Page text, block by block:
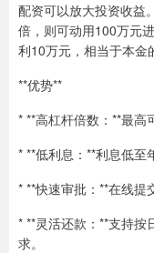
配资可以放大投资收益
倍，则可动用100万元
利10万元，相当于本金
**优势**
* **高杠杆倍数：**最高
* **低利息：**利息低至
* **快速审批：**在线提
* **灵活还款：**支持按
求。